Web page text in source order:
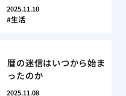
2025.11.10
生活
暦の迷信はいつから始ま
ったのか
2025.11.08